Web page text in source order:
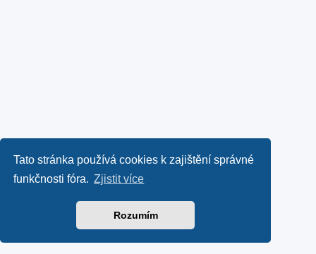
Tato stránka používá cookies k zajištění správné
funkčnosti fóra. Zjistit více
Rozumím